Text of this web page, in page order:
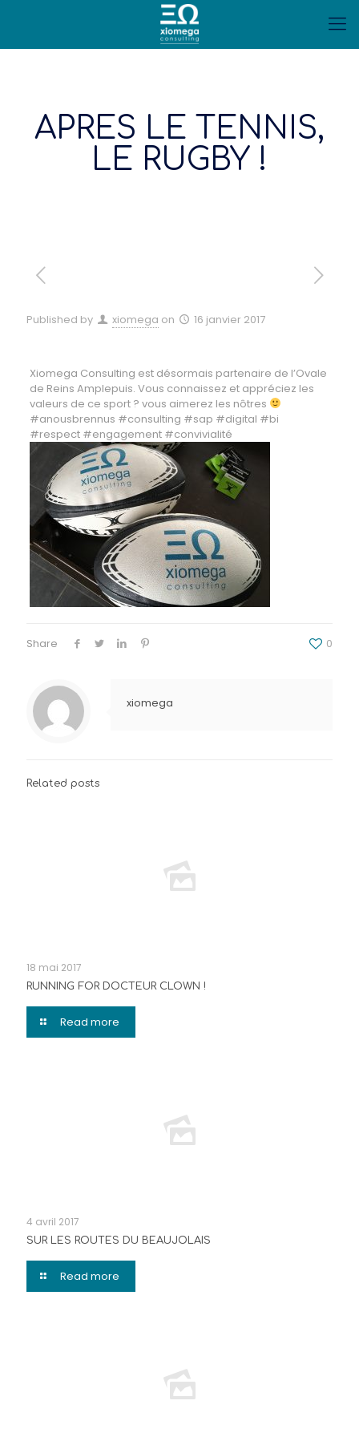
APRES LE TENNIS,
LE RUGBY !
Published by xiomega on 16 janvier 2017
Xiomega Consulting est désormais partenaire de l’Ovale
de Reins Amplepuis. Vous connaissez et appréciez les
valeurs de ce sport ? vous aimerez les nôtres
#anousbrennus #consulting #sap #digital #bi
#respect #engagement #convivialité
Share 0
xiomega
Related posts
18 mai 2017
RUNNING FOR DOCTEUR CLOWN !
Read more
4 avril 2017
SUR LES ROUTES DU BEAUJOLAIS
Read more